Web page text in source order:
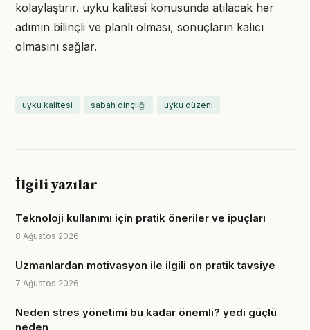
kolaylaştırır. uyku kalitesi konusunda atılacak her
adımın bilinçli ve planlı olması, sonuçların kalıcı
olmasını sağlar.
uyku kalitesi sabah dinçliği uyku düzeni
İlgili yazılar
Teknoloji kullanımı için pratik öneriler ve ipuçları
8 Ağustos 2026
Uzmanlardan motivasyon ile ilgili on pratik tavsiye
7 Ağustos 2026
Neden stres yönetimi bu kadar önemli? yedi güçlü
neden